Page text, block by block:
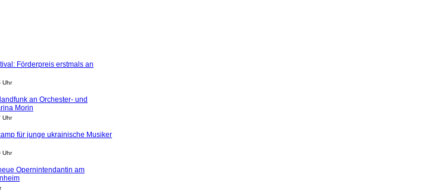
Förderpreis erstmals an
Uhr
an Orchester- und
Morin
Uhr
für junge ukrainische Musiker
Uhr
Opernintendantin am